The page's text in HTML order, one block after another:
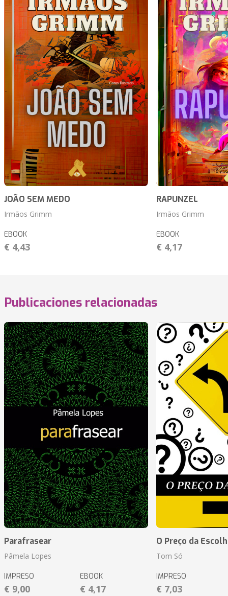
JOÃO SEM MEDO
Irmãos Grimm
EBOOK
€ 4,43
RAPUNZEL
Irmãos Grimm
EBOOK
€ 4,17
Publicaciones relacionadas
Parafrasear
Pâmela Lopes
IMPRESO
€ 9,00
EBOOK
€ 4,17
O Preço da
Tom Só
IMPRESO
€ 7,03